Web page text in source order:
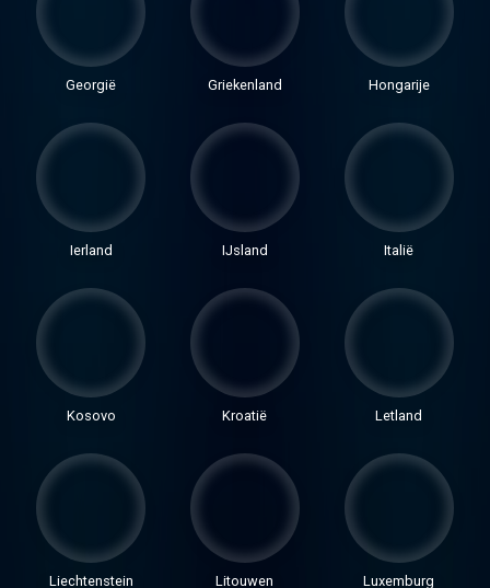
Georgië Griekenland Hongarije
Ierland IJsland Italië
Kosovo Kroatië Letland
Liechtenstein Litouwen Luxemburg